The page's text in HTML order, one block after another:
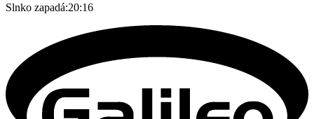
Slnko zapadá:20:16